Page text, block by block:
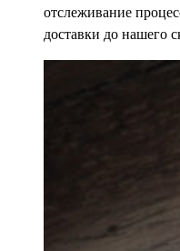
отслеживание
доставки до нашего